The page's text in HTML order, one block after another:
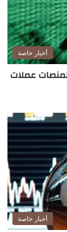
أخبار خاصة
لمنصات عملات
أخبار خاصة